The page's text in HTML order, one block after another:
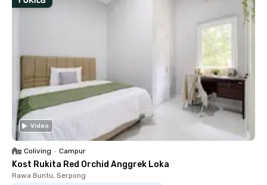
Video
Coliving • Campur
Kost Rukita Red Orchid Anggrek Loka
Rawa Buntu, Serpong